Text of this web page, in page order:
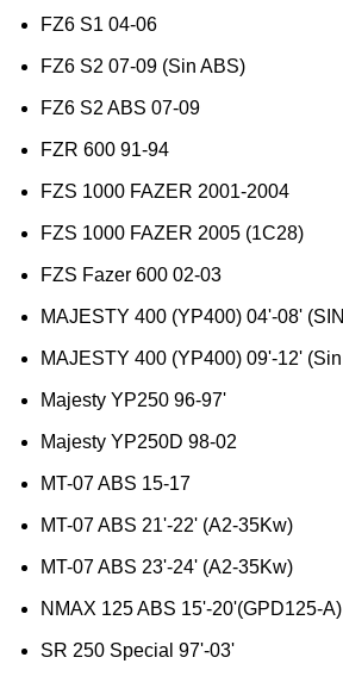
FZ6 S1 04-06
FZ6 S2 07-09 (Sin ABS)
FZ6 S2 ABS 07-09
FZR 600 91-94
FZS 1000 FAZER 2001-2004
FZS 1000 FAZER 2005 (1C28)
FZS Fazer 600 02-03
MAJESTY 400 (YP400) 04'-08'
MAJESTY 400 (YP400) 09'-12'
Majesty YP250 96-97'
Majesty YP250D 98-02
MT-07 ABS 15-17
MT-07 ABS 21'-22' (A2-35Kw)
MT-07 ABS 23'-24' (A2-35Kw)
NMAX 125 ABS 15'-20'(GPD125-A)
SR 250 Special 97'-03'